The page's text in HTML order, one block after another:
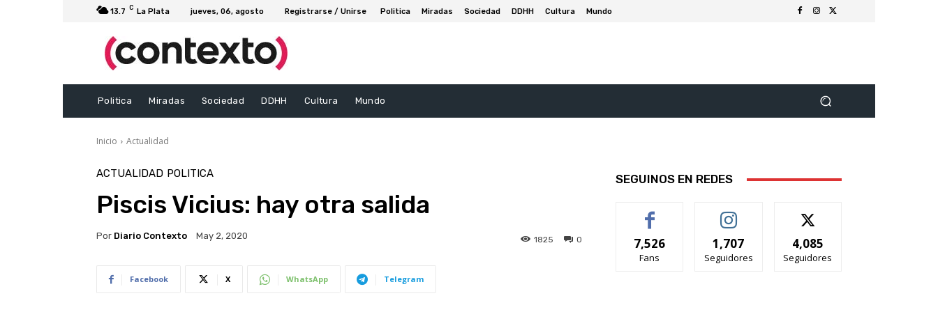
13.7 C La Plata jueves, 06, agosto Registrarse / Unirse Politica Miradas Sociedad DDHH Cultura Mundo
Politica Miradas Sociedad DDHH Cultura Mundo
Inicio Actualidad
ACTUALIDAD POLITICA
Piscis Vicius: hay otra salida
Por Diario Contexto May 2, 2020 0
1825
Facebook X WhatsApp Telegram
SEGUINOS EN REDES
7,526
Fans
1,707
Seguidores
4,085
Seguidores